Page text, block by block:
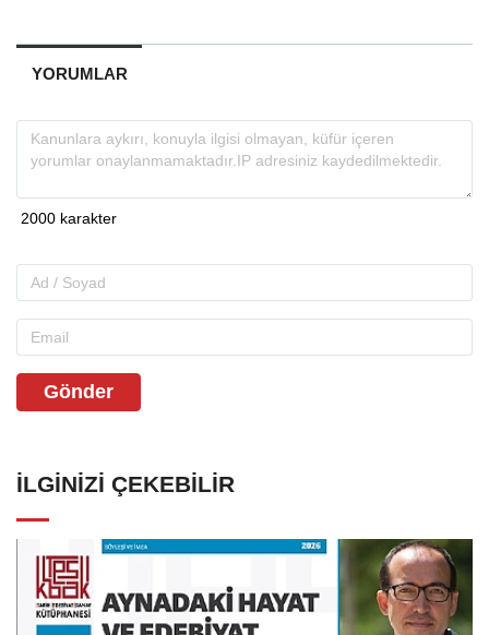
YORUMLAR
Gönder
İLGINIZI ÇEKEBILIR